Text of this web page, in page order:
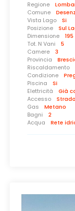
Regione
Comune
Vista Lago
Si
Posizione
Sul
Dimensione
Tot. N Vani
5
Camere
3
Provincia
Riscaldamento
Condizione
Piscina
Si
Elettricità
Già
Accesso
Gas
Metano
Bagni
2
Acqua
Rete